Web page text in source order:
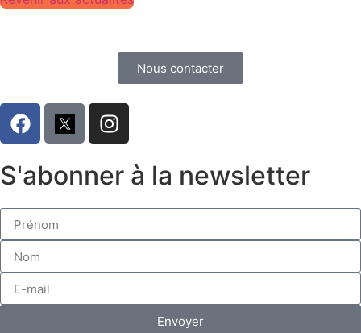
Nous contacter
S'abonner à la newsletter
Envoyer